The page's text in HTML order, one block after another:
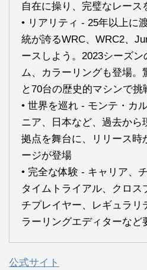
自在に操り、完璧なレース
• リアリティ - 25年以上に
統が誇るWRC、WRC2、
ースしよう。2023シーズ
ム、カラーリングも登場。
と70台の歴史的マシンで挑
• 世界を巡れ - モンテ・カ
ニア、日本など、過去から
拠点を舞台に、リリース時
ージが登場
• 完全な体験 - キャリア、
タイムトライアル、クロス
チプレイヤー、レギュラリ
ラーリングエディターなど
公式サイト